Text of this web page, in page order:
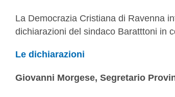
La Democrazia Cristiana di Ravenna
dichiarazioni del sindaco Baratttoni in
Le dichiarazioni
Giovanni Morgese, Segretario